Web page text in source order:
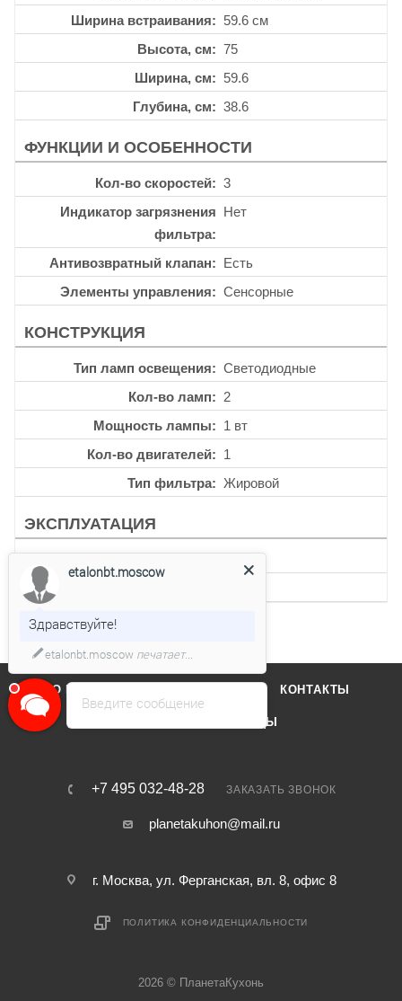
Ширина встраивания
59.6 см
Высота, см
75
Ширина, см
59.6
Глубина, см
38.6
ФУНКЦИИ И ОСОБЕННОСТИ
Кол-во скоростей
3
Индикатор загрязнения
фильтра
Нет
Антивозвратный клапан
Есть
Элементы управления
Сенсорные
КОНСТРУКЦИЯ
Тип ламп освещения
Светодиодные
Кол-во ламп
2
Мощность лампы
1 вт
Кол-во двигателей
1
Тип фильтра
Жировой
ЭКСПЛУАТАЦИЯ
О КОМПАНИИ КОНТАКТЫ
БРЕНДЫ
+7 495 032-48-28 ЗАКАЗАТЬ ЗВОНОК
planetakuhon@mail.ru
г. Москва, ул. Ферганская, вл. 8, офис 8
ПОЛИТИКА КОНФИДЕНЦИАЛЬНОСТИ
2026 © ПланетаКухонь
Введите сообщение
etalonbt.moscow
Здравствуйте!
etalonbt.moscow печатает...